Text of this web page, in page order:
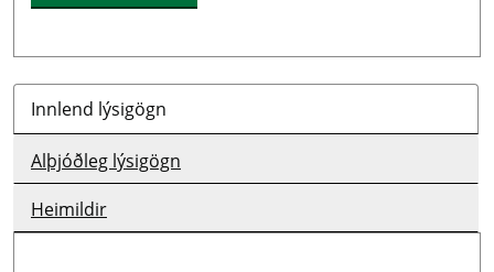
Innlend lýsigögn
Alþjóðleg lýsigögn
Heimildir